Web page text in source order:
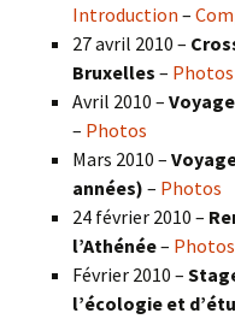
Introduction –
27 avril 2010 –
Bruxelles – Photos
Avril 2010 –
– Photos
Mars 2010 –
années) – Photos
24 février 2010 –
l’Athénée– Photos
Février 2010 –
l’écologie et